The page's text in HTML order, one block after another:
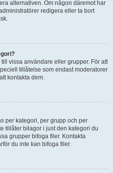
alternativen. Om någon däremot har
redigera eller ta bort
vissa användare eller grupper. För att
tillåtelse som endast moderatorer
kontakta dem.
per kategori, per grupp och per
tillåter bilagor i just den kategori du
grupper bifoga filer. Kontakta
du inte kan bifoga filer.